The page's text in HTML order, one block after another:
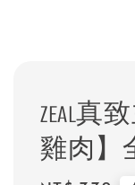
ZEAL真
雞肉】